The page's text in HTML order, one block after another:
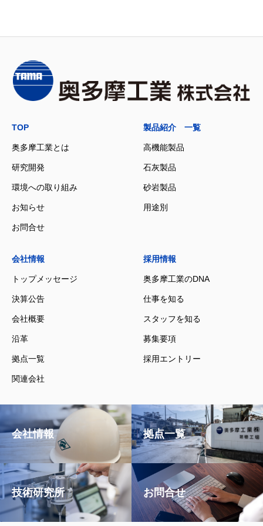
TOP
奥多摩工業とは
研究開発
環境への取り組み
お知らせ
お問合せ
製品紹介 一覧
高機能製品
石灰製品
砂岩製品
用途別
会社情報
トップメッセージ
決算公告
会社概要
沿革
拠点一覧
関連会社
採用情報
奥多摩工業のDNA
仕事を知る
スタッフを知る
募集要項
採用エントリー
会社情報 拠点一覧
技術研究所 お問合せ